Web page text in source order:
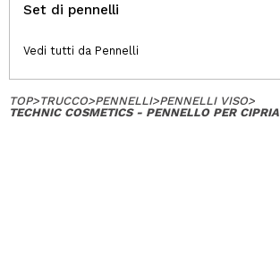
Set di pennelli
Vedi tutti da Pennelli
TOP>TRUCCO>PENNELLI>PENNELLI VISO>
TECHNIC COSMETICS - PENNELLO PER CIPRIA